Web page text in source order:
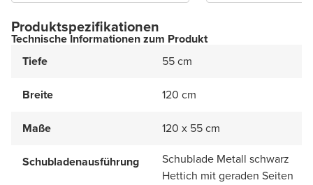
Produktspezifikationen
Technische Informationen zum Produkt
Tiefe
55 cm
Breite 120 cm
Maße 120 x 55 cm
Schubladenausführung
Schublade Metall schwarz
Hettich mit geraden Seiten